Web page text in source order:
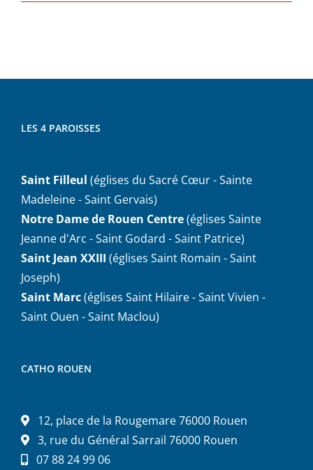
LES 4 PAROISSES
Saint Filleul (églises du Sacré Cœur - Sainte
Madeleine - Saint Gervais)
Notre Dame de Rouen Centre(églises Sainte
Jeanne d'Arc - Saint Godard - Saint Patrice)
Saint Jean XXIII (églises Saint Romain - Saint
Joseph)
Saint Marc(églises Saint Hilaire - Saint Vivien -
Saint Ouen - Saint Maclou)
CATHO ROUEN
12, place de la Rougemare 76000 Rouen
3, rue du Général Sarrail 76000 Rouen
07 88 24 99 06